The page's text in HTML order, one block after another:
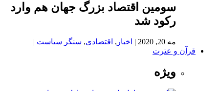
سومین اقتصاد بزرگ جهان هم وارد
رکود شد
مه 20, 2020 | اخبار , اقتصادی, سنگر سیاست |
قرآن و عترت
ویژه